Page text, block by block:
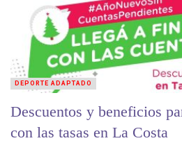
Descuentos y beneficios
con las tasas en La Costa
DEPORTE ADAPTADO